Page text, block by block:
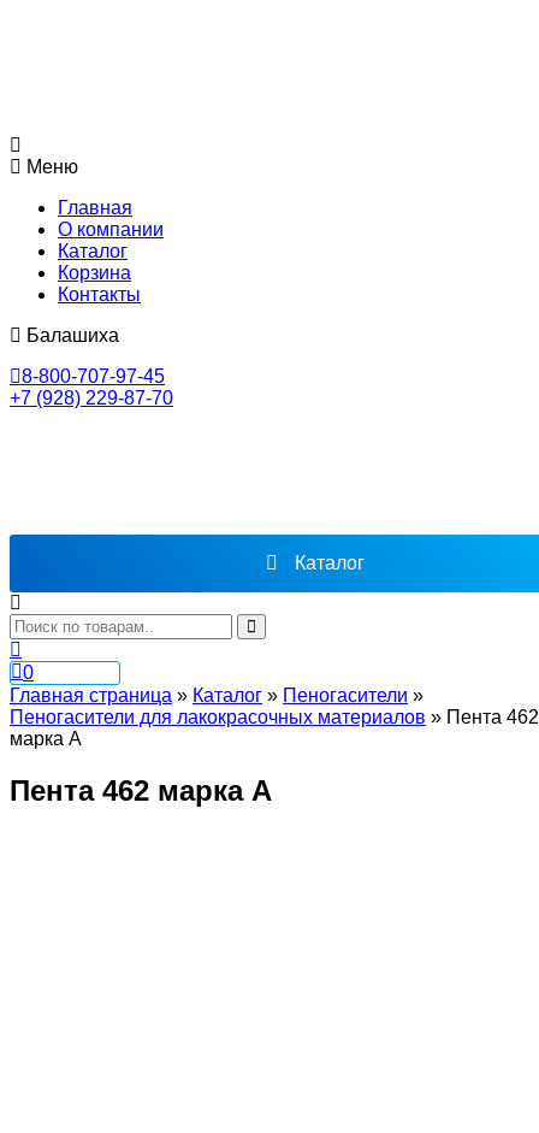
Меню
Главная
О компании
Каталог
Корзина
Контакты
Балашиха
8-800-707-97-45
+7 (928) 229-87-70
Каталог
0
Главная страница » Каталог » Пеногасители »
Пеногасители для лакокрасочных материалов » Пента 462
марка А
Пента 462 марка А